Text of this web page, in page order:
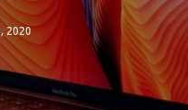
2020